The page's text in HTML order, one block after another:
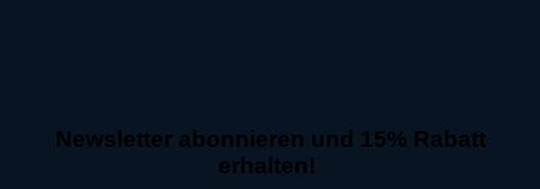
Newsletter abonnieren und 15% Rabatt
erhalten!